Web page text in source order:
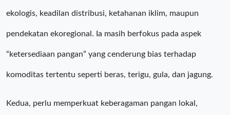
ekologis, keadilan distribusi, ketahanan iklim, maupun
pendekatan ekoregional. Ia masih berfokus pada aspek
“ketersediaan pangan” yang cenderung bias terhadap
komoditas tertentu seperti beras, terigu, gula, dan jagung.
Kedua, perlu memperkuat keberagaman pangan lokal,